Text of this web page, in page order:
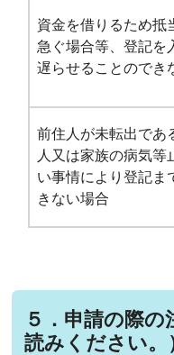
資金を借りるため抵
急ぐ場合等、登記を
遅らせることのでき
前住人が未転出であ
人又は家族の病気等
い事情により登記ま
きない場合
５．申請の際
読みください。